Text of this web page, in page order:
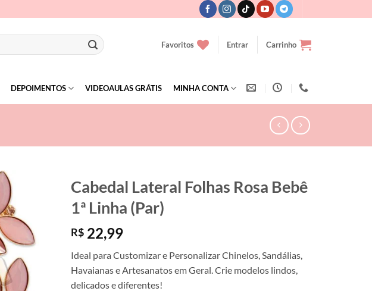
Favoritos Entrar Carrinho
DEPOIMENTOS VIDEOAULAS GRÁTIS MINHA CONTA
Cabedal Lateral Folhas Rosa Bebê
1ª Linha (Par)
R$22,99
Ideal para Customizar e Personalizar Chinelos, Sandálias,
Havaianas e Artesanatos em Geral. Crie modelos lindos,
delicados e diferentes!